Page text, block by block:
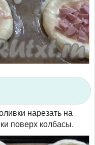
нарезать на
поверх колбасы.